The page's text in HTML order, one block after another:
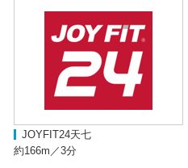
JOYFIT24天七
約166m／3分